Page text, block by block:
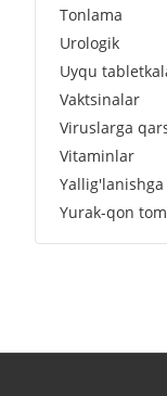
Tonlama
Urologik
Uyqu
Vaktsinalar
Viruslarga
Vitaminlar
Yurak-qon